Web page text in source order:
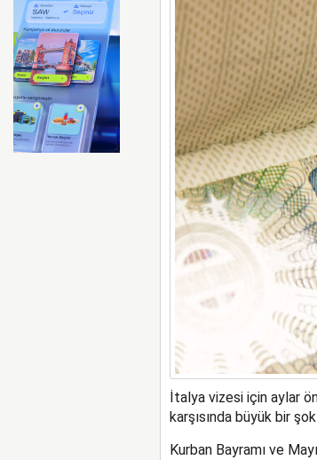
İtalya vizesi için aylar
karşısında büyük bir
Kurban Bayramı ve